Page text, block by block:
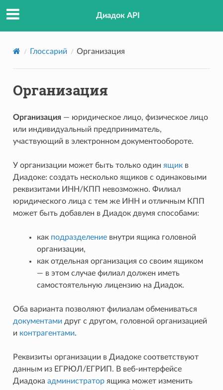
Диадок API
Глоссарий Организация
Организация
Организация— юридическое лицо, физическое лицо
или индивидуальный предприниматель,
участвующий в электронном документообороте.
У организации может быть только один ящикв
Диадоке: создать несколько ящиков с одинаковыми
реквизитами ИНН/КПП невозможно. Филиал
юридического лица с тем же ИНН и отличным КПП
может быть добавлен в Диадок двумя способами:
как подразделениевнутри ящика головной
организации,
как отдельная организация со своим ящиком
— в этом случае филиал должен иметь
самостоятельную лицензию на Диадок.
Оба варианта позволяют филиалам обмениваться
документами друг с другом, головной организацией
и контрагентами.
Реквизиты организации в Диадоке соответствуют
данным из ЕГРЮЛ/ЕГРИП. В веб-интерфейсе
Диадока администраторящика может изменить